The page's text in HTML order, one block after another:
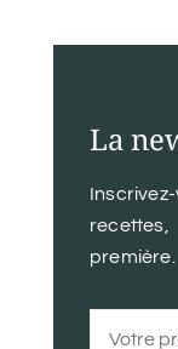
La
première.